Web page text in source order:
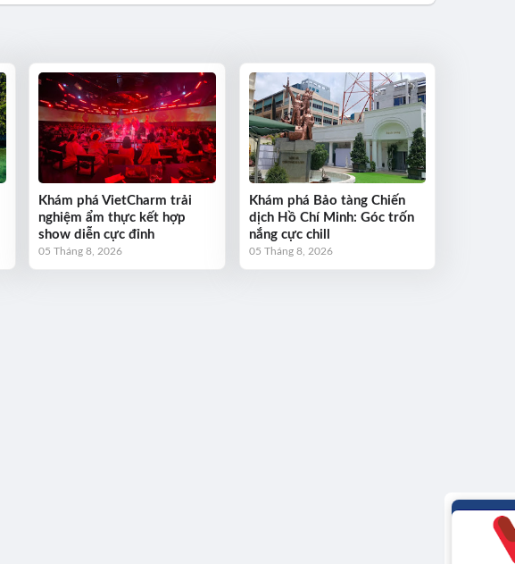
Khám phá VietCharm trải
nghiệm ẩm thực kết hợp
show diễn cực đỉnh
05 Tháng 8, 2026
Khám phá Bảo tàng Chiến
dịch Hồ Chí Minh: Góc trốn
nắng cực chill
05 Tháng 8, 2026